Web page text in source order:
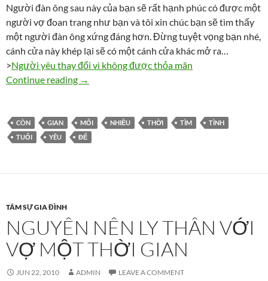
Người đàn ông sau này của bạn sẽ rất hạnh phúc có được một
người vợ đoan trang như bạn và tôi xin chúc bạn sẽ tìm thấy
một người đàn ông xứng đáng hơn. Đừng tuyệt vọng bạn nhé,
cánh cửa này khép lại sẽ có một cánh cửa khác mở ra…
>Người yêu thay đổi vì không được thỏa mãn
Continue reading 27 tuổi, Lan còn nhiều thời gian để tìm tình
→
CÒN GIAN MỐI NHIỀU THỜI TÌM
TÌNH
TUỔI
YÊU ĐỂ
TÂM SỰ GIA ĐÌNH
NGUYÊN NÊN LY THÂN VỚI
VỢ MỘT THỜI GIAN
JUN 22, 2010 ADMIN LEAVE A COMMENT